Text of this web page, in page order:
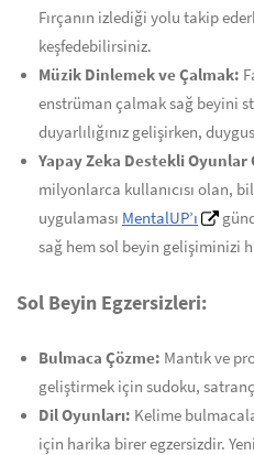
Fırçanın izlediği yolu takip
keşfedebilirsiniz.
Müzik Dinlemek ve Çalmak:
enstrüman çalmak sağ beyini
duyarlılığınız gelişirken,
Yapay Zeka Destekli Oyunlar
milyonlarca kullanıcısı olan,
uygulaması MentalUP’ı
sağ hem sol beyin gelişiminizi
Sol Beyin Egzersizleri:
Bulmaca Çözme: Mantık ve
geliştirmek için sudoku,
Dil Oyunları: Kelime
için harika birer egzersizdir.